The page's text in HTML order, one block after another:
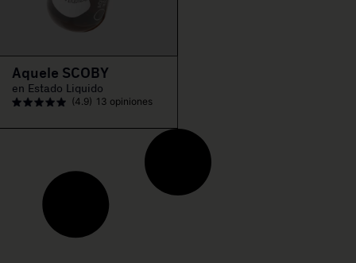
Aquele SCOBY
en Estado Liquido
(4.9) 13 opiniones